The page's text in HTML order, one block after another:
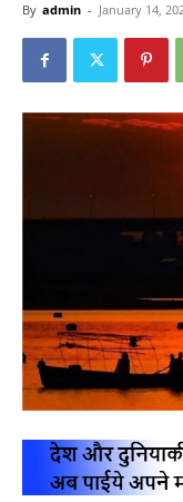
By admin - January 14,